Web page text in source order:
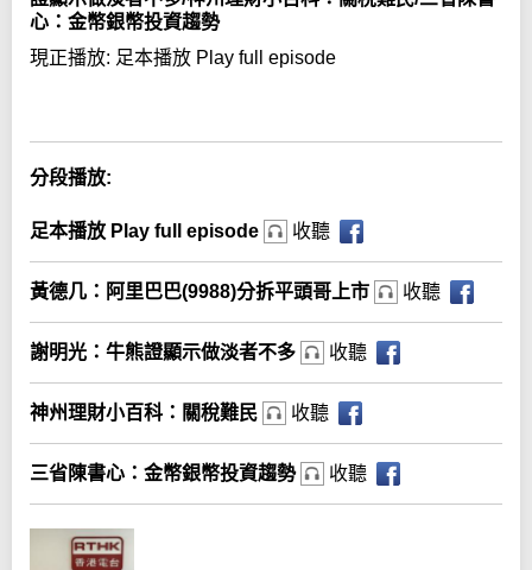
心：金幣銀幣投資趨勢
現正播放: 足本播放 Play full episode
分段播放:
足本播放 Play full episode 收聽
黃德几：阿里巴巴(9988)分拆平頭哥上市 收聽
謝明光：牛熊證顯示做淡者不多 收聽
神州理財小百科：關稅難民 收聽
三省陳書心：金幣銀幣投資趨勢 收聽